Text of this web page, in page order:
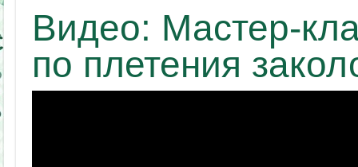
Видео: Мастер-
по плетения